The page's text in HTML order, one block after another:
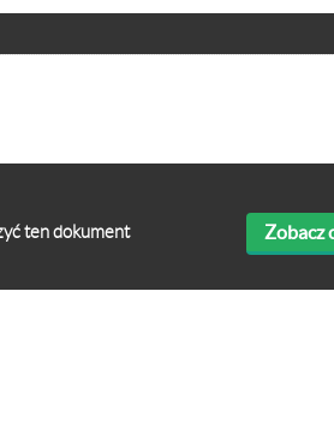
ten dokument Zobacz